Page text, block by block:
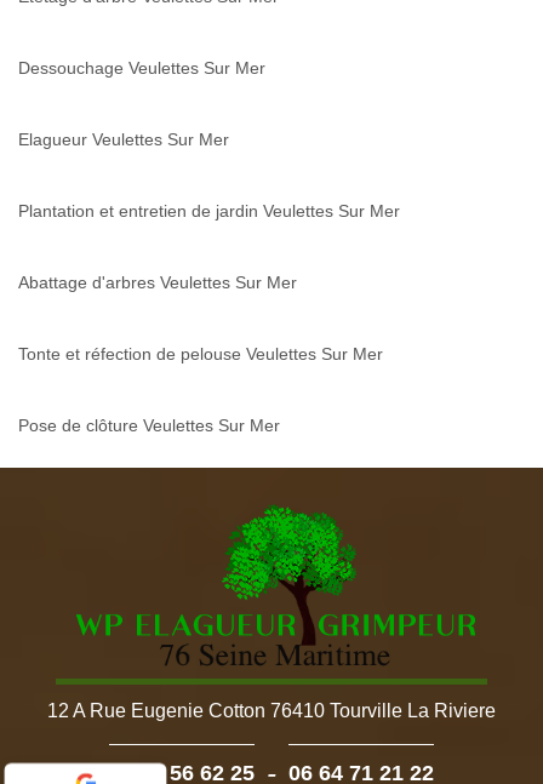
Dessouchage Veulettes Sur Mer
Elagueur Veulettes Sur Mer
Plantation et entretien de jardin Veulettes Sur Mer
Abattage d'arbres Veulettes Sur Mer
Tonte et réfection de pelouse Veulettes Sur Mer
Pose de clôture Veulettes Sur Mer
12 A Rue Eugenie Cotton 76410 Tourville La Riviere
02 52 56 62 25 - 06 64 71 21 22